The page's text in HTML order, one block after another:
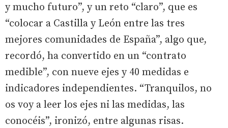
y mucho futuro”, y un reto “claro”, que es
“colocar a Castilla y León entre las tres
mejores comunidades de España”, algo que,
recordó, ha convertido en un “contrato
medible”, con nueve ejes y 40 medidas e
indicadores independientes. “Tranquilos, no
os voy a leer los ejes ni las medidas, las
conocéis”, ironizó, entre algunas risas.